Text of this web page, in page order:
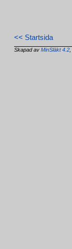
<< Startsida
Skapad avMinSläkt 4.2